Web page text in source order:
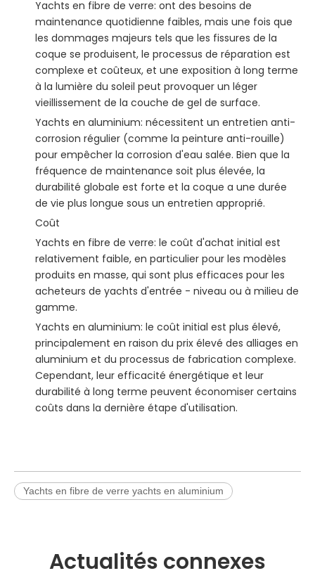
Yachts en fibre de verre: ont des besoins de
maintenance quotidienne faibles, mais une fois que
les dommages majeurs tels que les fissures de la
coque se produisent, le processus de réparation est
complexe et coûteux, et une exposition à long terme
à la lumière du soleil peut provoquer un léger
vieillissement de la couche de gel de surface.
Yachts en aluminium: nécessitent un entretien anti-
corrosion régulier (comme la peinture anti-rouille)
pour empêcher la corrosion d'eau salée. Bien que la
fréquence de maintenance soit plus élevée, la
durabilité globale est forte et la coque a une durée
de vie plus longue sous un entretien approprié.
Coût
Yachts en fibre de verre: le coût d'achat initial est
relativement faible, en particulier pour les modèles
produits en masse, qui sont plus efficaces pour les
acheteurs de yachts d'entrée - niveau ou à milieu de
gamme.
Yachts en aluminium: le coût initial est plus élevé,
principalement en raison du prix élevé des alliages en
aluminium et du processus de fabrication complexe.
Cependant, leur efficacité énergétique et leur
durabilité à long terme peuvent économiser certains
coûts dans la dernière étape d'utilisation.
Yachts en fibre de verre yachts en aluminium
Actualités connexes